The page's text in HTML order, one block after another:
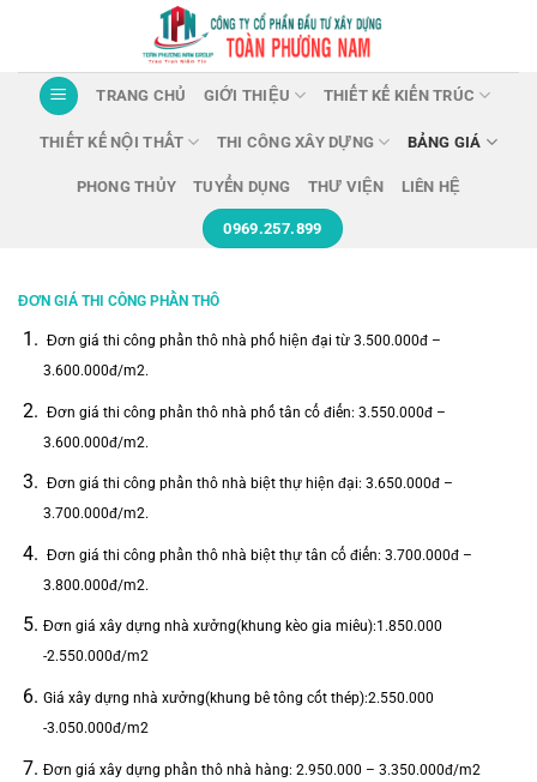
nội
dung
TRANG CHỦ GIỚI THIỆU THIẾT KẾ KIẾN TRÚC
THIẾT KẾ NỘI THẤT THI CÔNG XÂY DỰNG BẢNG GIÁ
PHONG THỦY TUYỂN DỤNG THƯ VIỆN LIÊN HỆ
0969.257.899
ĐƠN GIÁ THI CÔNG PHẦN THÔ
Đơn giá thi công phần thô nhà phố hiện đại từ 3.500.000đ –
3.600.000đ/m2.
Đơn giá thi công phần thô nhà phố tân cổ điển: 3.550.000đ –
3.600.000đ/m2.
Đơn giá thi công phần thô nhà biệt thự hiện đại: 3.650.000đ –
3.700.000đ/m2.
Đơn giá thi công phần thô nhà biệt thự tân cổ điển: 3.700.000đ –
3.800.000đ/m2.
Đơn giá xây dựng nhà xưởng(khung kèo gia miêu):1.850.000
-2.550.000đ/m2
Giá xây dựng nhà xưởng(khung bê tông cốt thép):2.550.000
-3.050.000đ/m2
Đơn giá xây dựng phần thô nhà hàng: 2.950.000 – 3.350.000đ/m2